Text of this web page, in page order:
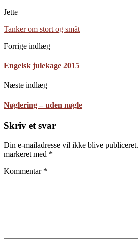
Jette
Tanker om stort og småt
Forrige indlæg
Engelsk julekage 2015
Næste indlæg
Nøglering – uden nøgle
Skriv et svar
Din e-mailadresse vil ikke blive publiceret.
markeret med *
Kommentar *